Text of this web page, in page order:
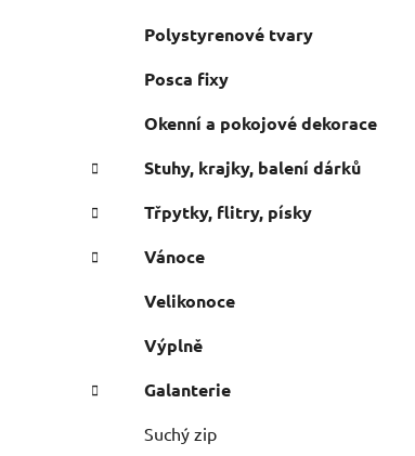
Polystyrenové tvary
Posca fixy
Okenní a pokojové dekorace
Stuhy, krajky, balení dárků
Třpytky, flitry, písky
Vánoce
Velikonoce
Výplně
Galanterie
Suchý zip